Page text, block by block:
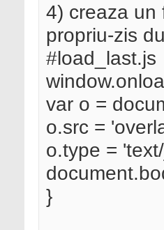
4) creaza un
propriu-zis
#load_last.js
var o =
o.src =
o.type =
}